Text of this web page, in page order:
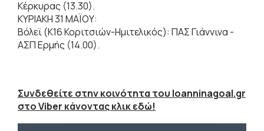
Κέρκυρας (13.30).
ΚΥΡΙΑΚΗ 31 ΜΑΪΟΥ:
Βόλεϊ (Κ16 Κοριτσιών-Ημιτελικός): ΠΑΣ Γιάννινα -
ΑΣΠ Ερμής (14.00).
Συνδεθείτε στην κοινότητα του Ioanninagoal.gr
στο Viber κάνοντας κλικ εδώ!